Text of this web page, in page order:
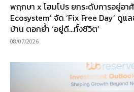
พฤกษา x โฮมโปร ยกระดับการอยู่อา
Ecosystem’ จัด ‘Fix Free Day’ ดูแ
บ้าน ตอกย้ำ ‘อยู่ดี…ทั้งชีวิต’
08/07/2026